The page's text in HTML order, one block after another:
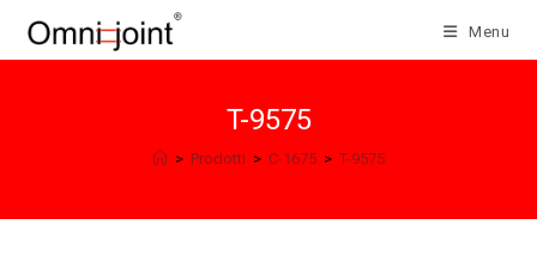
Menu
T-9575
> Prodotti > C-1675 > T-9575